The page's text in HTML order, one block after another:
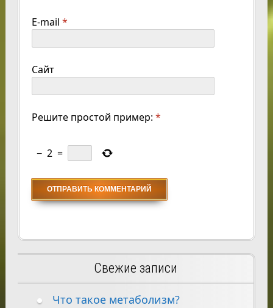
E-mail *
Сайт
Решите простой пример: *
− 2 =
Свежие записи
Что такое метаболизм?